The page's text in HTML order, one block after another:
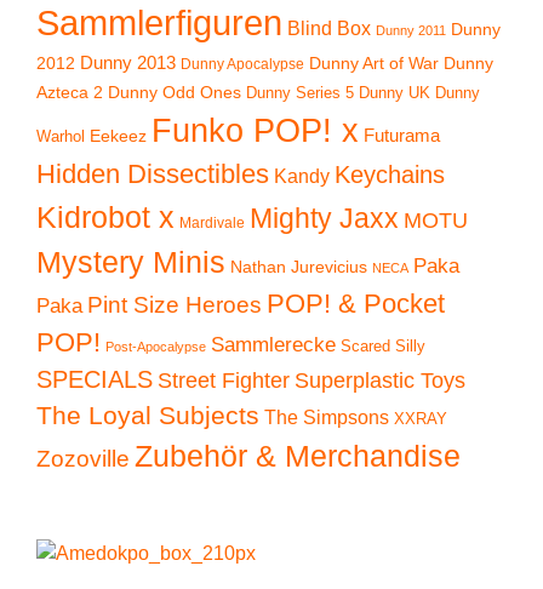
Sammlerfiguren Blind Box Dunny 2011 Dunny
2012 Dunny 2013 Dunny Apocalypse Dunny Art of War Dunny
Azteca 2 Dunny Odd Ones Dunny Series 5 Dunny UK Dunny
Warhol Eekeez Funko POP! x Futurama
Hidden Dissectibles Kandy Keychains
Kidrobot x Mardivale Mighty Jaxx MOTU
Mystery Minis Nathan Jurevicius NECA Paka
Paka Pint Size Heroes POP! & Pocket
POP! Post-Apocalypse Sammlerecke Scared Silly
SPECIALS Street Fighter Superplastic Toys
The Loyal Subjects The Simpsons XXRAY
Zozoville Zubehör & Merchandise